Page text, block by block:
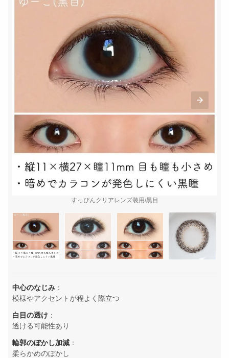
すっぴんクリアレンズ装用/黒目
中心のなじみ ：
模様やアクセントが程よく際立つ
白目の透け ：
透ける可能性あり
輪郭のぼかし加減 ：
柔らかめのぼかし